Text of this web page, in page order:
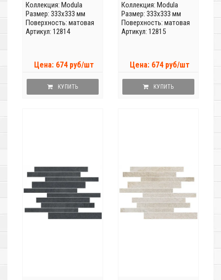
Коллекция: Modula
Размер: 333x333 мм
Поверхность: матовая
Артикул: 12814
Цена: 674 руб/шт
КУПИТЬ
Коллекция: Modula
Размер: 333x333 мм
Поверхность: матовая
Артикул: 12815
Цена: 674 руб/шт
КУПИТЬ